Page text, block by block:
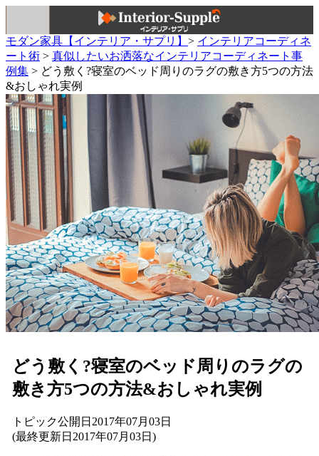
モダン家具【インテリア・サプリ】 > インテリアコーディネ
ート術 > 真似したいお洒落なインテリアコーディネート事
例集 > どう敷く?寝室のベッド周りのラグの敷き方5つの方法
&おしゃれ実例
どう敷く?寝室のベッド周りのラグの
敷き方5つの方法&おしゃれ実例
トピック公開日2017年07月03日
(最終更新日2017年07月03日)